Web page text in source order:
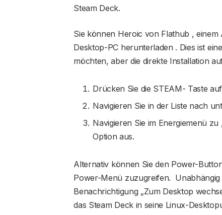
Steam Deck.
Sie können Heroic von Flathub ,
Desktop-PC herunterladen . Dies ist
möchten, aber die direkte Installation
Drücken Sie die STEAM- Taste
Navigieren Sie in der Liste nach
Navigieren Sie im Energiemenü
Option aus.
Alternativ können Sie den Power-
Power-Menü zuzugreifen.
Benachrichtigung „Zum Desktop
das Steam Deck in seine Linux-